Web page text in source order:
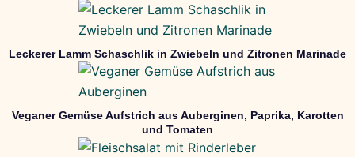
Leckerer Lamm Schaschlik in Zwiebeln und Zitronen Marinade
Veganer Gemüse Aufstrich aus Auberginen, Paprika, Karotten
und Tomaten